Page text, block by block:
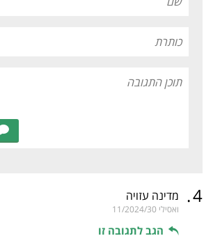
4
. מדינה עזויה
ואסילי 11/2024/30
הגב לתגובה זו